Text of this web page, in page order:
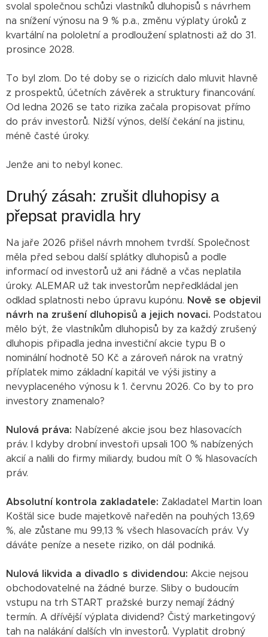
svolal společnou schůzi vlastníků dluhopisů s návrhem
na snížení výnosu na 9 % p.a., změnu výplaty úroků z
kvartální na pololetní a prodloužení splatnosti až do 31.
prosince 2028.
To byl zlom. Do té doby se o rizicích dalo mluvit hlavně
z prospektů, účetních závěrek a struktury financování.
Od ledna 2026 se tato rizika začala propisovat přímo
do práv investorů. Nižší výnos, delší čekání na jistinu,
méně časté úroky.
Jenže ani to nebyl konec.
Druhý zásah: zrušit dluhopisy a
přepsat pravidla hry
Na jaře 2026 přišel návrh mnohem tvrdší. Společnost
měla před sebou další splátky dluhopisů a podle
informací od investorů už ani řádně a včas neplatila
úroky. ALEMAR už tak investorům nepředkládal jen
odklad splatnosti nebo úpravu kupónu. Nově se objevil
návrh na zrušení dluhopisů a jejich novaci. Podstatou
mělo být, že vlastníkům dluhopisů by za každý zrušený
dluhopis připadla jedna investiční akcie typu B o
nominální hodnotě 50 Kč a zároveň nárok na vratný
příplatek mimo základní kapitál ve výši jistiny a
nevyplaceného výnosu k 1. červnu 2026. Co by to pro
investory znamenalo?
Nulová práva: Nabízené akcie jsou bez hlasovacích
práv. I kdyby drobní investoři upsali 100 % nabízených
akcií a nalili do firmy miliardy, budou mít 0 % hlasovacích
práv.
Absolutní kontrola zakladatele: Zakladatel Martin Ioan
Košťál sice bude majetkově naředěn na pouhých 13,69
%, ale zůstane mu 99,13 % všech hlasovacích práv. Vy
dáváte peníze a nesete riziko, on dál podniká.
Nulová likvida a divadlo s dividendou: Akcie nejsou
obchodovatelné na žádné burze. Sliby o budoucím
vstupu na trh START pražské burzy nemají žádný
termín. A dřívější výplata dividend? Čistý marketingový
tah na nalákání dalších vln investorů. Vyplatit drobný